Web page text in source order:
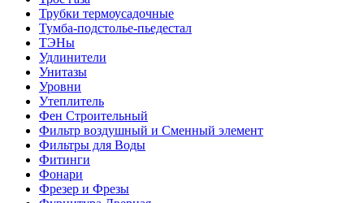
Трубки термоусадочные
Тумба-подстолье-пьедестал
ТЭНы
Удлинители
Унитазы
Уровни
Утеплитель
Фен Строительный
Фильтр воздушный и Сменный элемент
Фильтры для Воды
Фитинги
Фонари
Фрезер и Фрезы